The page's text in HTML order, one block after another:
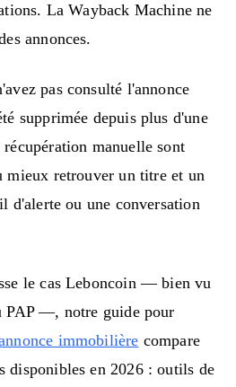
La Wayback Machine ne
annonces.
pas consulté l'annonce
supprimée depuis plus d'une
récupération manuelle sont
mieux retrouver un titre et un
d'alerte ou une conversation
le cas Leboncoin — bien vu
PAP —, notre guide pour
immobilière compare
disponibles en 2026 : outils de